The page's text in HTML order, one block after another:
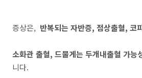
증상은, 반복되는 자반증, 점상출혈, 코
소화관 출혈, 드물게는 두개내출혈 가능
니다.